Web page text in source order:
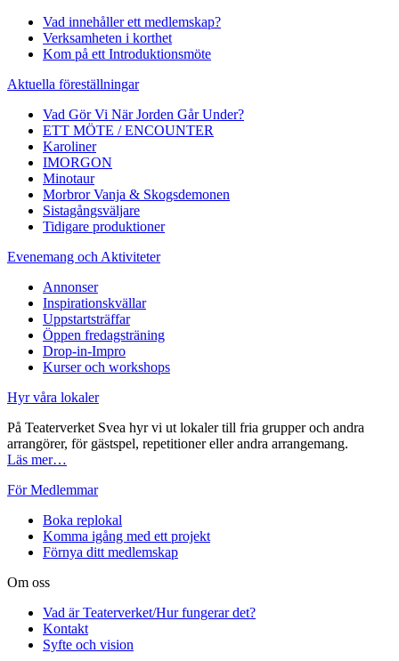
Vad innehåller ett medlemskap?
Verksamheten i korthet
Kom på ett Introduktionsmöte
Aktuella föreställningar
Vad Gör Vi När Jorden Går Under?
ETT MÖTE / ENCOUNTER
Karoliner
IMORGON
Minotaur
Morbror Vanja & Skogsdemonen
Sistagångsväljare
Tidigare produktioner
Evenemang och Aktiviteter
Annonser
Inspirationskvällar
Uppstartsträffar
Öppen fredagsträning
Drop-in-Impro
Kurser och workshops
Hyr våra lokaler
På Teaterverket Svea hyr vi ut lokaler till fria grupper och andra
arrangörer, för gästspel, repetitioner eller andra arrangemang.
Läs mer…
För Medlemmar
Boka replokal
Komma igång med ett projekt
Förnya ditt medlemskap
Om oss
Vad är Teaterverket/Hur fungerar det?
Kontakt
Syfte och vision